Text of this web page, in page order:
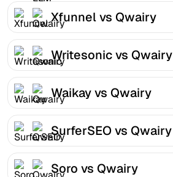
Xfunnel vs Qwairy
Writesonic vs Qwairy
Waikay vs Qwairy
SurferSEO vs Qwairy
Soro vs Qwairy